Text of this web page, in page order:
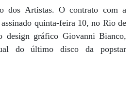
dos Artistas. O contrato com a
quinta-feira 10, no Rio de
design gráfico Giovanni Bianco,
do último disco da popstar